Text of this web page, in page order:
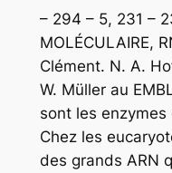
– 294 – 5, 231 –
MOLÉCULAIRE,
Clément. N. A.
W. Müller au
sont les enzymes
Chez les
des grands ARN